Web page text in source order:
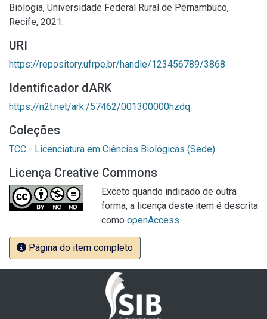
Biologia, Universidade Federal Rural de Pernambuco,
Recife, 2021.
URI
https://repository.ufrpe.br/handle/123456789/3868
Identificador dARK
https://n2t.net/ark:/57462/001300000hzdq
Coleções
TCC - Licenciatura em Ciências Biológicas (Sede)
Licença Creative Commons
Exceto quando indicado de outra
forma, a licença deste item é descrita
como openAccess
Página do item completo